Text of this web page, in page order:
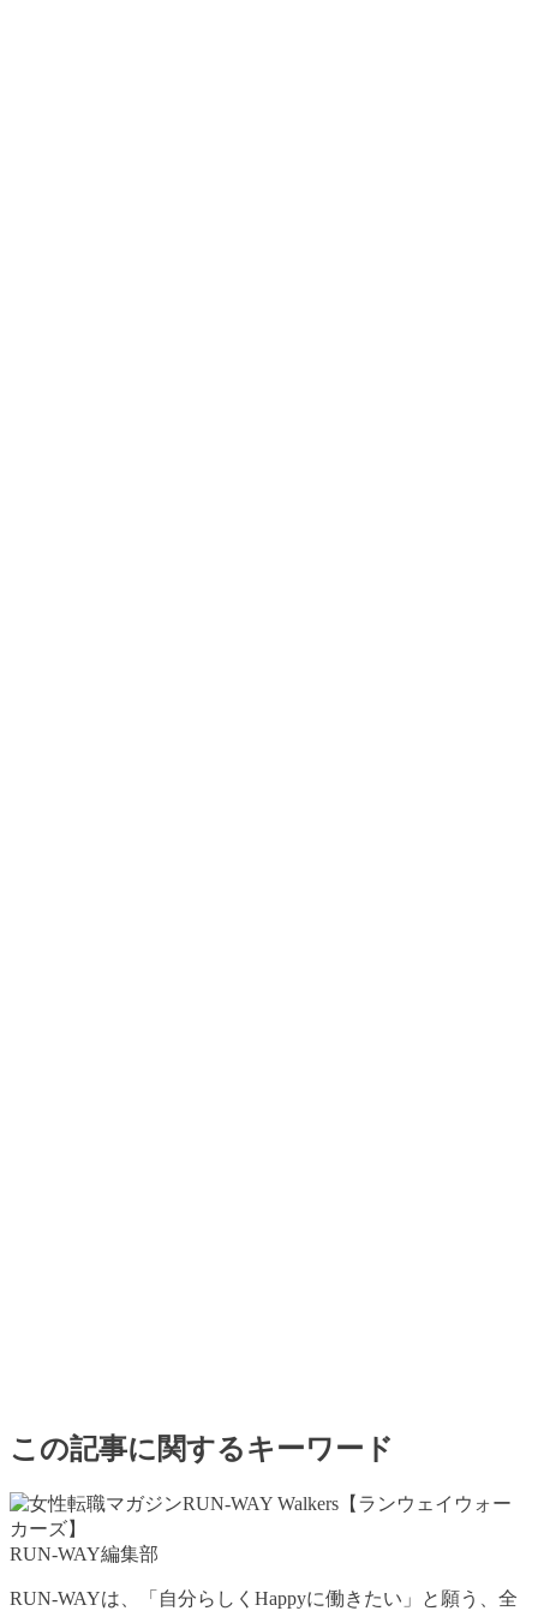
この記事に関するキーワード
RUN-WAY編集部
RUN-WAYは、「自分らしくHappyに働きたい」と願う、全